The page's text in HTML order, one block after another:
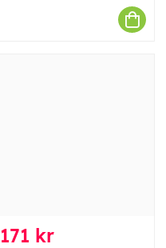
171 kr